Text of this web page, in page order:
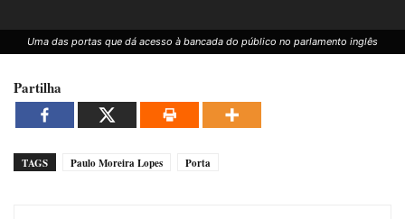
Uma das portas que dá acesso à bancada do público no parlamento inglês
Partilha
TAGS Paulo Moreira Lopes Porta